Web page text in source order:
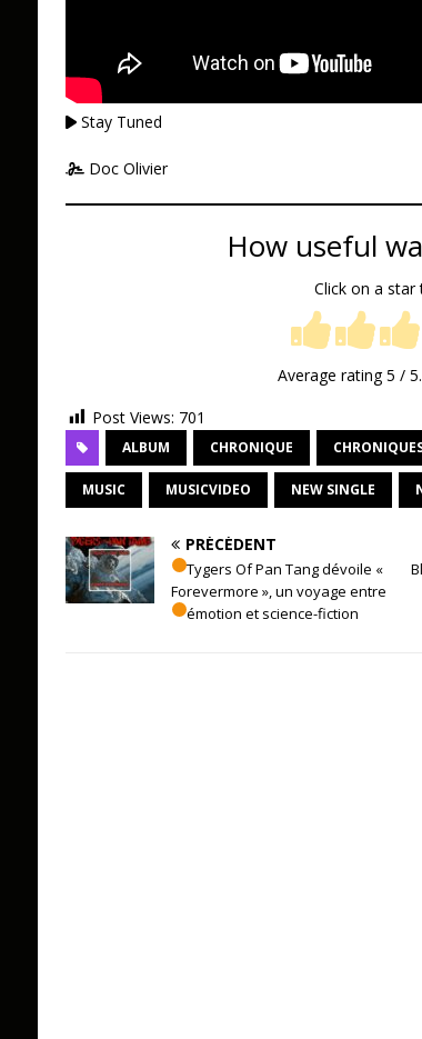
Stay Tuned
Doc Olivier
How useful
Click on a star
Average rating5 /
Post Views: 701
ALBUM CHRONIQUE
MUSIC MUSICVIDEO NEW SINGLE
PRÉCÉDENT
Tygers Of Pan Tang dévoile «
Forevermore », un voyage entre
émotion et science-fiction